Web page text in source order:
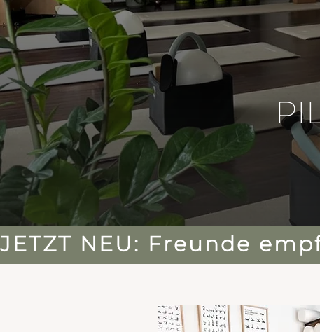
JETZT NEU: Freunde